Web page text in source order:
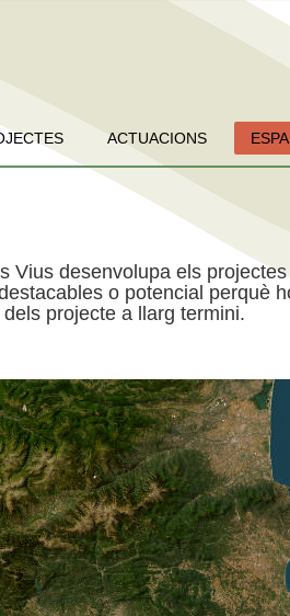
ACTUACIONS
Vius desenvolupa els
o potencial perquè
projecte a llarg termini.